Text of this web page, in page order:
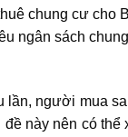
chung cư cho
ngân sách
người mua
này nên có